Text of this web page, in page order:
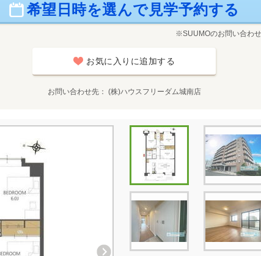
希望日時を選んで見学予約する
※SUUMOのお問い合わ
お気に入りに追加する
お問い合わせ先 (株)ハウスフリーダム城南店